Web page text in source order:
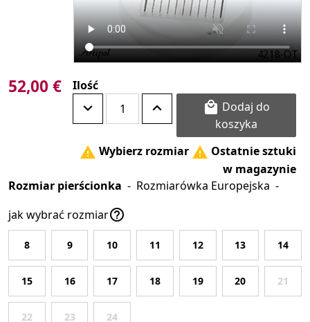
52,00 € Ilość

koszyka
 Wybierz rozmiar  Ostatnie sztuki
w magazynie
Rozmiar pierścionka - Rozmiarówka Europejska -
jak wybrać rozmiar
8 9 10 11 12 13 14
15 16 17 18 19 20 21
22 23 24